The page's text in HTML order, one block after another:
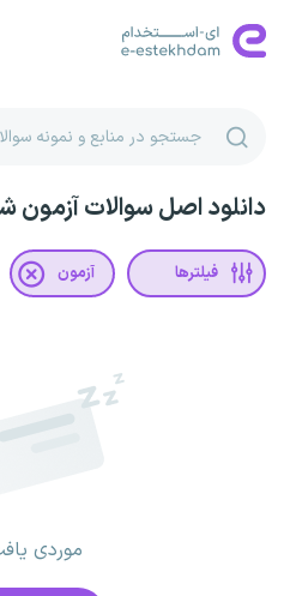
دانلود اصل سوالات آزمون
فیلترها آزمون
موردی